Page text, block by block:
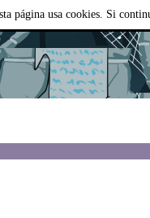
usa cookies. Si